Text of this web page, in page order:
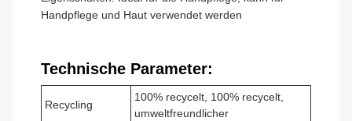
Handpflege und Haut verwendet werden
Technische Parameter:
Recycling
100% recycelt, 100% recycelt,
umweltfreundlicher